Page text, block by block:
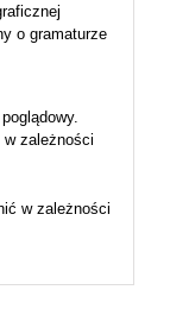
o gramaturze
w zależności
w zależności